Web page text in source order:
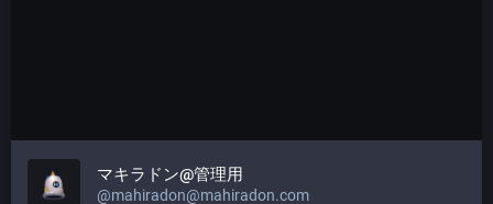
マキラドン@管理用
@mahiradon@mahiradon.com